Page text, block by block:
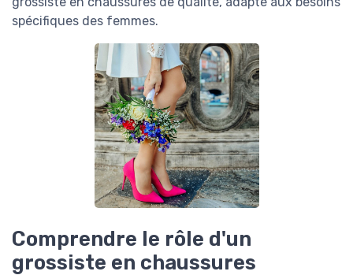
spécifiques des femmes.
Comprendre le rôle d'un
grossiste en chaussures